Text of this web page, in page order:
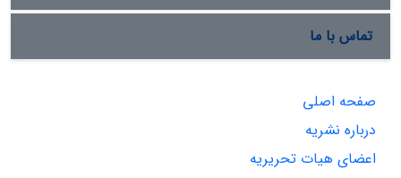
تماس با ما
صفحه اصلی
درباره نشریه
اعضای هیات تحریریه